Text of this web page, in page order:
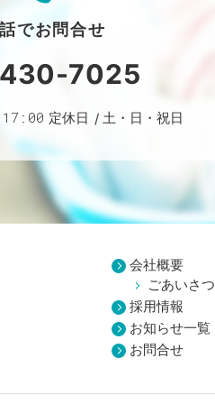
でお問合せ
7025
定休日 土・日・祝日
会社概要
ごあいさつ
採用情報
お知らせ一覧
お問合せ